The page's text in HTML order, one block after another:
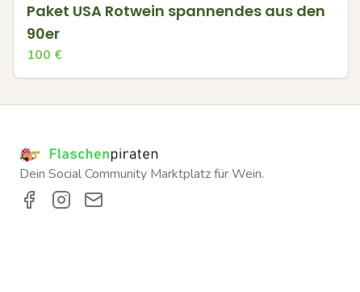
Paket USA Rotwein spannendes aus den
90er
100 €
Dein Social Community Marktplatz für Wein.